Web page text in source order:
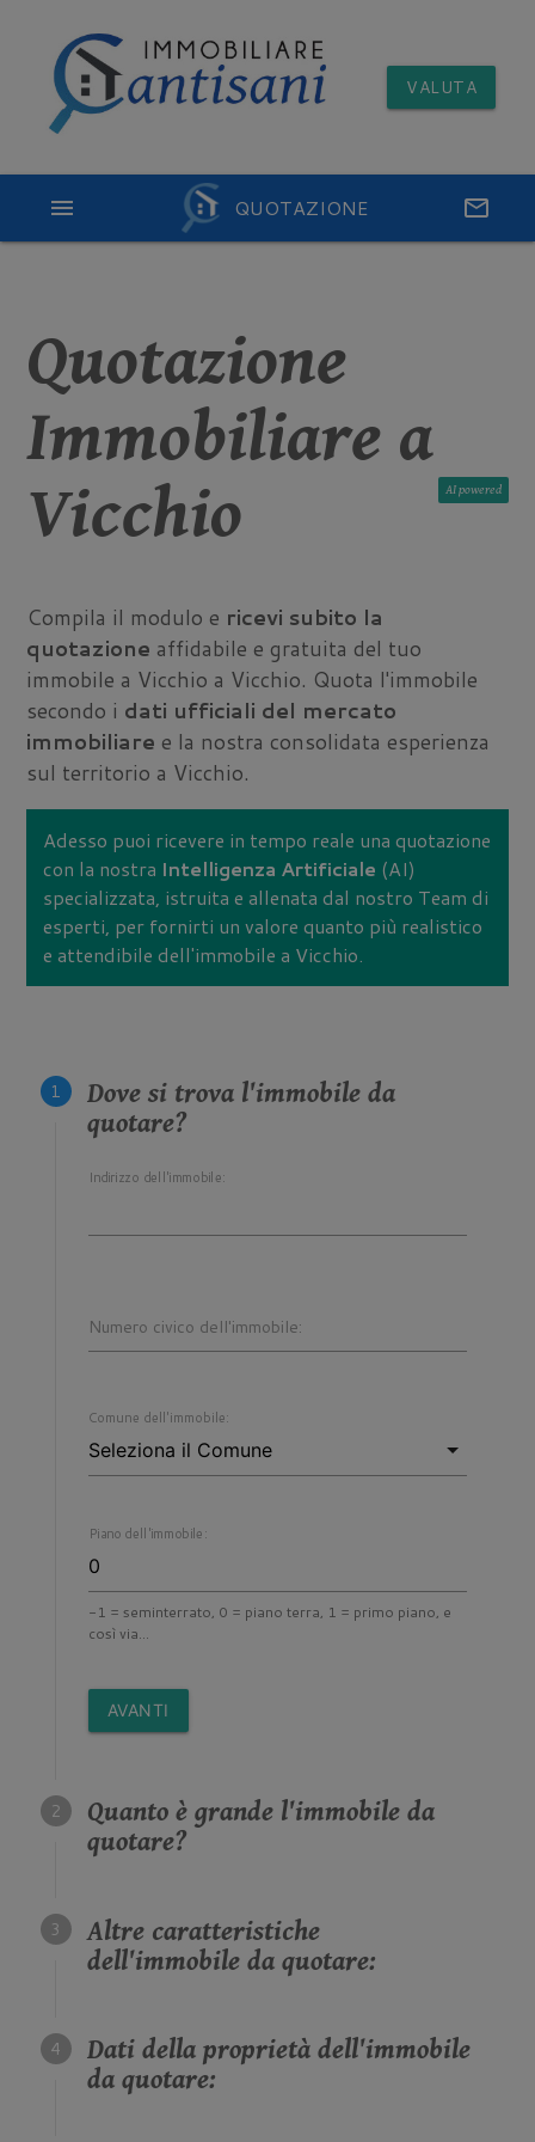
VALUTA
QUOTAZIONE email
menu
Quotazione
Immobiliare a
Vicchio
AI
Compila il modulo e ricevi subito la
quotazione affidabile e gratuita del tuo
immobile a Vicchio a Vicchio. Quota l'immobile
secondo i dati ufficiali del mercato
immobiliare e la nostra consolidata esperienza
sul territorio a Vicchio.
Adesso puoi ricevere in tempo reale una quotazione
con la nostra Intelligenza Artificiale (AI)
specializzata, istruita e allenata dal nostro Team di
esperti, per fornirti un valore quanto più realistico
e attendibile dell'immobile a Vicchio.
Dove si trova l'immobile da
quotare?
Indirizzo dell'immobile:
Numero civico dell'immobile:
Comune dell'immobile:
Piano dell'immobile:
-1 = seminterrato, 0 = piano terra, 1 = primo piano, e
così via...
AVANTI
Quanto è grande l'immobile da
quotare?
Altre caratteristiche
dell'immobile da quotare:
Dati della proprietà dell'immobile
da quotare: